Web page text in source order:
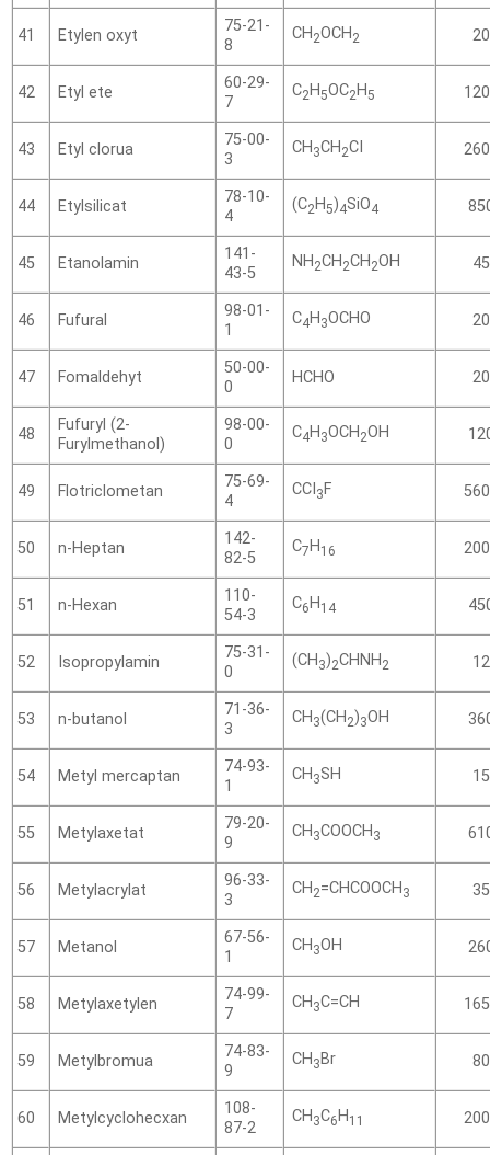
41 Etylen oxyt
75-21-
8
CH 2OCH 2 20
42 Etyl ete
60-29-
7
C2H5OC2H5
43 Etyl clorua
75-00-
3
CH 3CH 2CI
44 Etylsilicat
78-10-
4
(C2H5)4SiO4
45 Etanolamin
141-
43-5
NH 2CH 2CH 2OH 45
46 Fufural
98-01-
1
C4H 3OCHO 20
47 Fomaldehyt
50-00-
0
HCHO 20
48
Fufuryl (2-
Furylmethanol)
98-00-
0
C4H 3OCH 2OH
49 Flotriclometan
75-69-
4
CCI 3 F
50 n-Heptan
142-
82-5
C7 H 16
51 n-Hexan
110-
54-3
C6 H 14
52 Isopropylamin
75-31-
0
(CH 3)2CHNH 2 12
53 n-butanol
71-36-
3
CH 3(CH 2)3OH
54 Metyl mercaptan
74-93-
1
CH 3SH 15
55 Metylaxetat
79-20-
9
CH 3COOCH 3
56 Metylacrylat
96-33-
3
CH 2=CHCOOCH 3 35
57 Metanol
67-56-
1
CH 3OH
58 Metylaxetylen
74-99-
7
CH 3C=CH
59 Metylbromua
74-83-
9
CH 3 Br 80
60 Metylcyclohecxan
108-
87-2
CH 3C6 H 11